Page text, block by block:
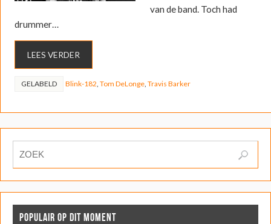
van de band. Toch had
drummer…
LEES VERDER
GELABELD Blink-182 Tom DeLonge, Travis Barker
POPULAIR OP DIT MOMENT